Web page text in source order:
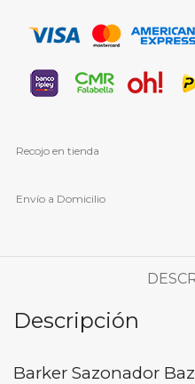
Recojo en tienda
Envío a Domicilio
Descripción
Barker Sazonador